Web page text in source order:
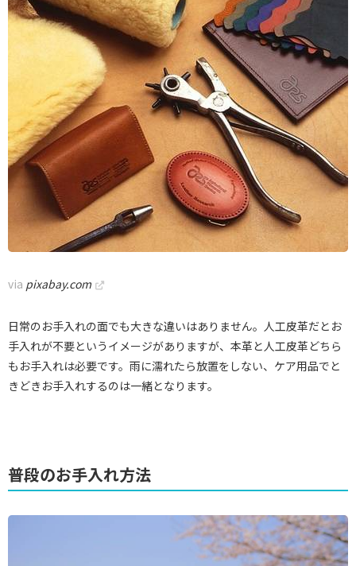
via pixabay.com
日常のお手入れの面でも大きな違いはありません。人工皮革だとお
手入れが不要というイメージがありますが、本革と人工皮革どちら
もお手入れは必要です。雨に濡れたら放置をしない、ケア用品でと
きどきお手入れするのは一緒となります。
普段のお手入れ方法